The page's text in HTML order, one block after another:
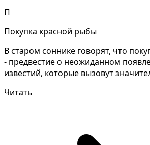
П
Покупка красной рыбы
В старом соннике говорят, что
- предвестие о неожиданном
известий, которые вызовут
Читать